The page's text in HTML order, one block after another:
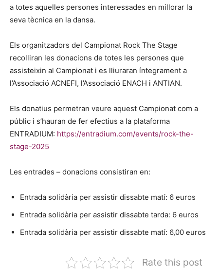
a totes aquelles persones interessades en millorar la
seva tècnica en la dansa.
Els organitzadors del Campionat Rock The Stage
recolliran les donacions de totes les persones que
assisteixin al Campionat i es lliuraran íntegrament a
l’Associació ACNEFI, l’Associació ENACH i ANTIAN.
Els donatius permetran veure aquest Campionat com a
públic i s’hauran de fer efectius a la plataforma
ENTRADIUM: https://entradium.com/events/rock-the-
stage-2025
Les entrades – donacions consistiran en:
Entrada solidària per assistir dissabte matí: 6 euros
Entrada solidària per assistir dissabte tarda: 6 euros
Entrada solidària per assistir dissabte matí: 6,00 euros
Rate this post